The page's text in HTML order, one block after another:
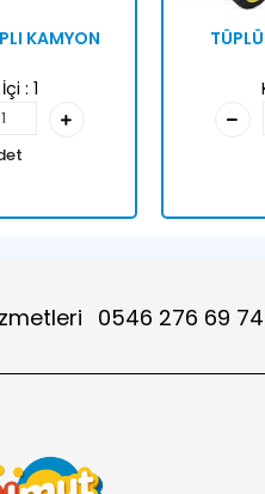
KAMYON
: 1
0546 276 69 74